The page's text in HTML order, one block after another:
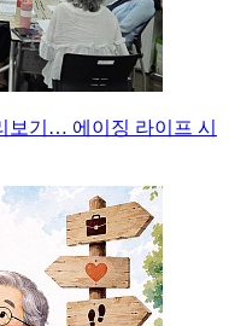
보기… 에이징 라이프 시